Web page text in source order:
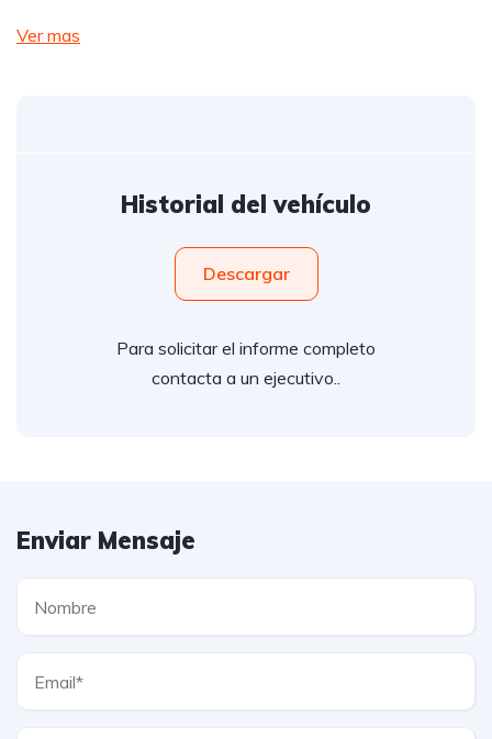
Ver mas
Historial del vehículo
Descargar
Para solicitar el informe completo
contacta a un ejecutivo..
Enviar Mensaje